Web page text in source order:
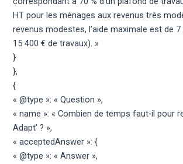
HT pour les ménages aux revenus très
revenus modestes, l’aide maximale est de 7
15 400 € de travaux). »
}
},
{
« @type »: « Question »,
« name »: « Combien de temps faut-il pour
Adapt’ ? »,
« acceptedAnswer »: {
« @type »: « Answer »,